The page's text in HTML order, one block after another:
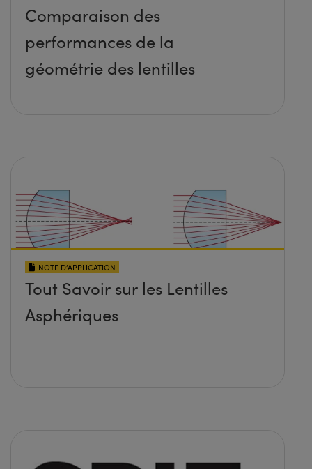
Comparaison des
performances de la
géométrie des lentilles
NOTE D’APPLICATION
Tout Savoir sur les Lentilles
Asphériques